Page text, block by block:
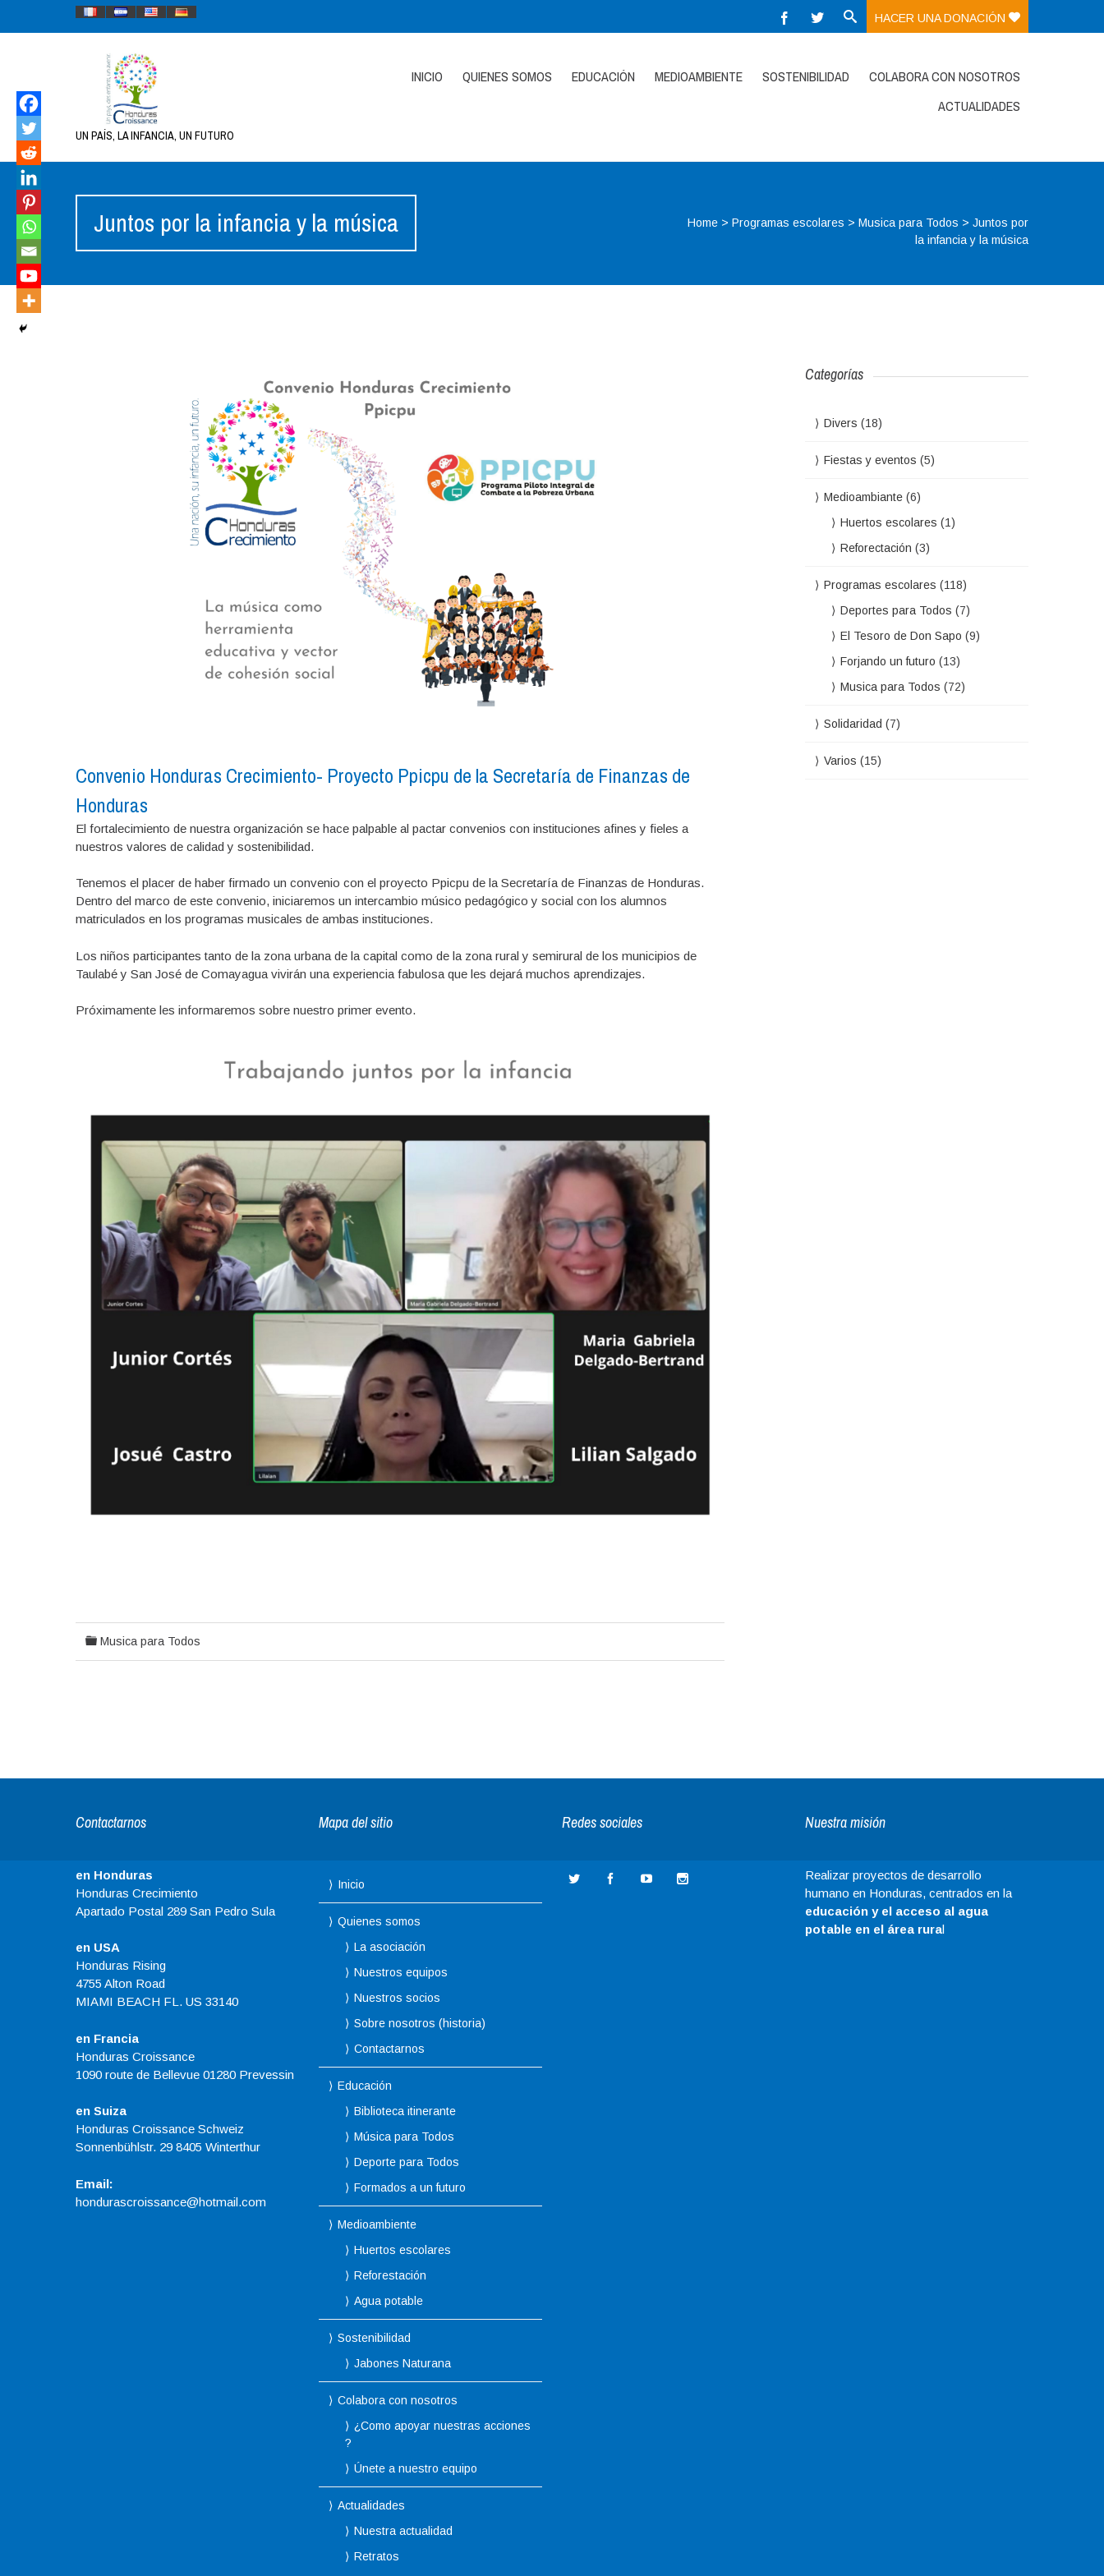
HACER UNA DONACIÓN
UN PAÍS, LA INFANCIA, UN FUTURO
INICIO QUIENES SOMOS EDUCACIÓN MEDIOAMBIENTE SOSTENIBILIDAD
COLABORA CON NOSOTROS
ACTUALIDADES
Juntos por la infancia y la música Home >Programas escolares >Musica para Todos >Juntos por
la infancia y la música
Convenio Honduras Crecimiento- Proyecto Ppicpu de la Secretaría de Finanzas de
Honduras
El fortalecimiento de nuestra organización se hace palpable al pactar convenios con instituciones afines y fieles a
nuestros valores de calidad y sostenibilidad.
Tenemos el placer de haber firmado un convenio con el proyecto Ppicpu de la Secretaría de Finanzas de Honduras.
Dentro del marco de este convenio, iniciaremos un intercambio músico pedagógico y social con los alumnos
matriculados en los programas musicales de ambas instituciones.
Los niños participantes tanto de la zona urbana de la capital como de la zona rural y semirural de los municipios de
Taulabé y San José de Comayagua vivirán una experiencia fabulosa que les dejará muchos aprendizajes.
Próximamente les informaremos sobre nuestro primer evento.
Musica para Todos
Categorías
Divers (18)
Fiestas y eventos (5)
Medioambiante(6)
Huertos escolares (1)
Reforectación (3)
Programas escolares (118)
Deportes para Todos (7)
El Tesoro de Don Sapo (9)
Forjando un futuro (13)
Musica para Todos (72)
Solidaridad (7)
Varios (15)
Contactarnos
en Honduras
Honduras Crecimiento
Apartado Postal 289 San Pedro Sula
en USA
Honduras Rising
4755 Alton Road
MIAMI BEACH FL. US 33140
en Francia
Honduras Croissance
1090 route de Bellevue 01280 Prevessin
en Suiza
Honduras Croissance Schweiz
Sonnenbühlstr. 29 8405 Winterthur
Email:
hondurascroissance@hotmail.com
Mapa del sitio
Inicio
Quienes somos
La asociación
Nuestros equipos
Nuestros socios
Sobre nosotros (historia)
Contactarnos
Educación
Biblioteca itinerante
Música para Todos
Deporte para Todos
Formados a un futuro
Medioambiente
Huertos escolares
Reforestación
Agua potable
Sostenibilidad
Jabones Naturana
Colabora con nosotros
¿Como apoyar nuestras acciones
?
Únete a nuestro equipo
Actualidades
Nuestra actualidad
Retratos
Redes sociales Nuestra misión
Realizar proyectos de desarrollo
humano en Honduras, centrados en la
educación y el acceso al agua
potable en el área rural